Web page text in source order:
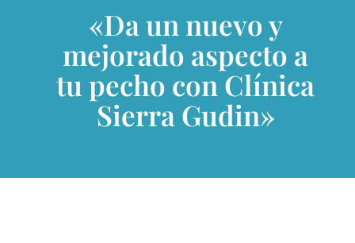
«Da un nuevo y
mejorado aspecto a
tu pecho con Clínica
Sierra Gudin»